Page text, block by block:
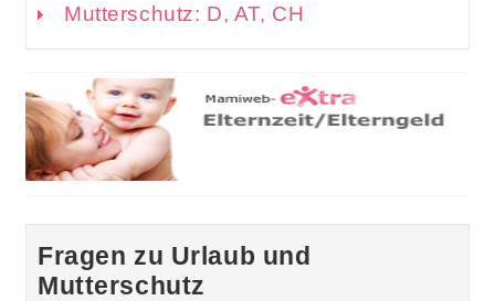
Mutterschutz: D, AT, CH
Fragen zu Urlaub und
Mutterschutz